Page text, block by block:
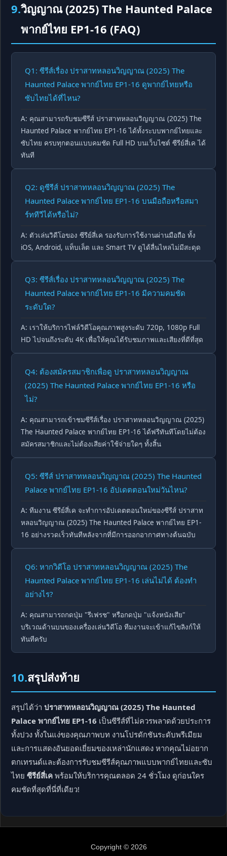
9.วิญญาณ (2025) The Haunted Palace
พากย์ไทย EP1-16 (FAQ)
Q1: ซีรีส์เรื่อง ปราสาทหลอนวิญญาณ (2025) The
Haunted Palace พากย์ไทย EP1-16 ดูพากย์ไทยหรือ
ซับไทยได้ที่ไหน?
A: คุณสามารถรับชมซีรีส์ ปราสาทหลอนวิญญาณ (2025) The
Haunted Palace พากย์ไทย EP1-16 ได้ทั้งระบบพากย์ไทยและ
ซับไทย ครบทุกตอนแบบคมชัด Full HD บนเว็บไซต์ ซีรีย์สี่เค ได้
ทันที
Q2: ดูซีรีส์ ปราสาทหลอนวิญญาณ (2025) The
Haunted Palace พากย์ไทย EP1-16 บนมือถือหรือสมา
ร์ททีวีได้หรือไม่?
A: ตัวเล่นวิดีโอของ ซีรีย์สี่เค รองรับการใช้งานผ่านมือถือ ทั้ง
iOS, Android, แท็บเล็ต และ Smart TV ดูได้ลื่นไหลไม่มีสะดุด
Q3: ซีรีส์เรื่อง ปราสาทหลอนวิญญาณ (2025) The
Haunted Palace พากย์ไทย EP1-16 มีความคมชัด
ระดับใด?
A: เราให้บริการไฟล์วิดีโอคุณภาพสูงระดับ 720p, 1080p Full
HD ไปจนถึงระดับ 4K เพื่อให้คุณได้รับชมภาพและเสียงที่ดีที่สุด
Q4: ต้องสมัครสมาชิกเพื่อดู ปราสาทหลอนวิญญาณ
(2025) The Haunted Palace พากย์ไทย EP1-16 หรือ
ไม่?
A: คุณสามารถเข้าชมซีรีส์เรื่อง ปราสาทหลอนวิญญาณ (2025)
The Haunted Palace พากย์ไทย EP1-16 ได้ฟรีทันทีโดยไม่ต้อง
สมัครสมาชิกและไม่ต้องเสียค่าใช้จ่ายใดๆ ทั้งสิ้น
Q5: ซีรีส์ ปราสาทหลอนวิญญาณ (2025) The Haunted
Palace พากย์ไทย EP1-16 อัปเดตตอนใหม่วันไหน?
A: ทีมงาน ซีรีย์สี่เค จะทำการอัปเดตตอนใหม่ของซีรีส์ ปราสาท
หลอนวิญญาณ (2025) The Haunted Palace พากย์ไทย EP1-
16 อย่างรวดเร็วทันทีหลังจากที่มีการออกอากาศทางต้นฉบับ
Q6: หากวิดีโอ ปราสาทหลอนวิญญาณ (2025) The
Haunted Palace พากย์ไทย EP1-16 เล่นไม่ได้ ต้องทำ
อย่างไร?
A: คุณสามารถกดปุ่ม "รีเฟรช" หรือกดปุ่ม "แจ้งหนังเสีย"
บริเวณด้านบนของเครื่องเล่นวิดีโอ ทีมงานจะเข้าแก้ไขลิงก์ให้
ทันทีครับ
10.สรุปส่งท้าย
สรุปได้ว่า ปราสาทหลอนวิญญาณ (2025) The Haunted
Palace พากย์ไทย EP1-16 เป็นซีรีส์ที่ไม่ควรพลาดด้วยประการ
ทั้งปวง ทั้งในแง่ของคุณภาพบท งานโปรดักชันระดับพรีเมียม
และการแสดงอันยอดเยี่ยมของเหล่านักแสดง หากคุณไม่อยาก
ตกเทรนด์และต้องการรับชมซีรีส์คุณภาพแบบพากย์ไทยและซับ
ไทย ซีรีย์สี่เค พร้อมให้บริการคุณตลอด 24 ชั่วโมง ดูก่อนใคร
คมชัดที่สุดที่นี่ที่เดียว!
Copyright © 2026